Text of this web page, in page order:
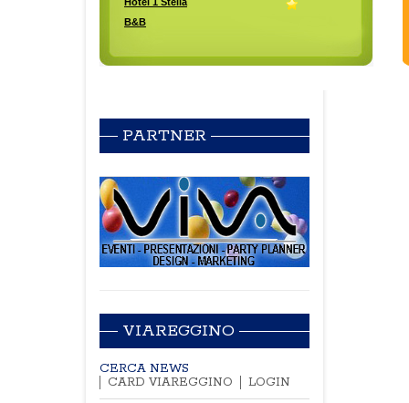
PARTNER
VIAREGGINO
CERCA NEWS
CARD VIAREGGINO
LOGIN